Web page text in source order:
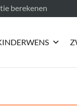
berekenen